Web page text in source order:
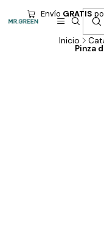
Envío GRATIS
Inicio
Pinza